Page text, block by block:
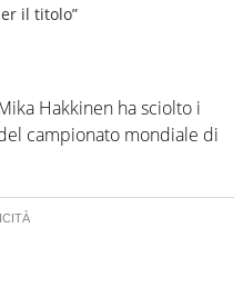
il titolo”
Hakkinen ha sciolto i
campionato mondiale di